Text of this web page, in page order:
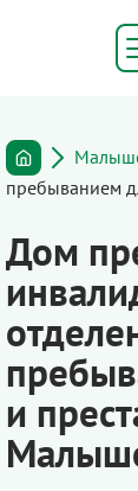
пребыванием
Дом
и